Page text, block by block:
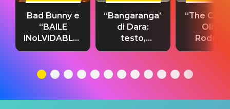
Bad Bunny e
“BAILE
INoLVIDABLE”:
testo,
significato
“Bangaranga”
di Dara:
testo,
traduzione e
del singolo
“The
Olivia
testo,